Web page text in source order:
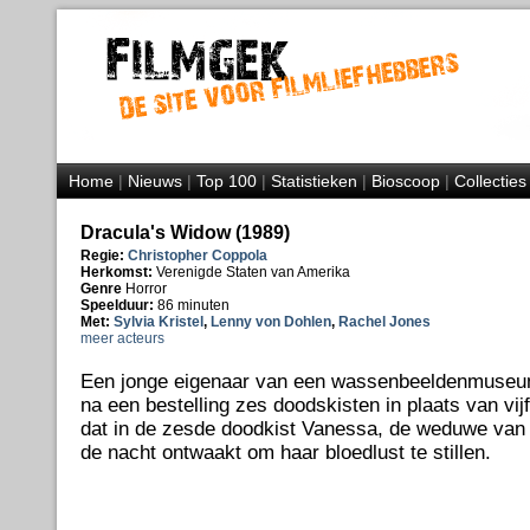
Home|Nieuws|Top 100|Statistieken|Bioscoop|Collecties
Dracula's Widow (1989)
Regie: Christopher Coppola
Herkomst: Verenigde Staten van Amerika
Genre Horror
Speelduur: 86 minuten
Met: Sylvia Kristel , Lenny von Dohlen, Rachel Jones
meer acteurs
Een jonge eigenaar van een
na een bestelling zes doodskisten in plaats van
dat in de zesde doodkist Vanessa, de weduwe
de nacht ontwaakt om haar bloedlust te stillen.